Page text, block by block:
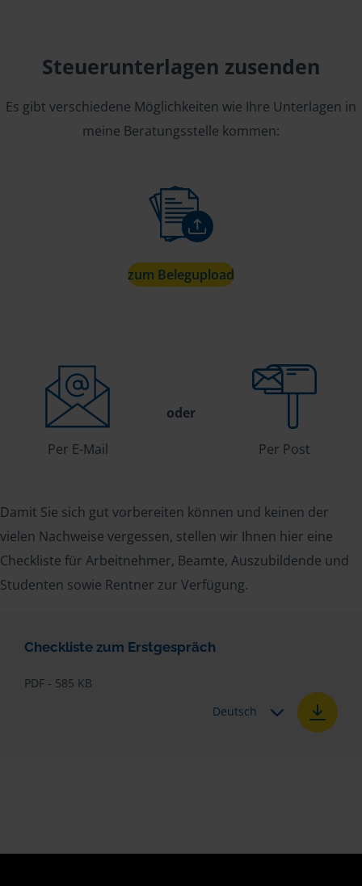
Steuerunterlagen zusenden
Es gibt verschiedene Möglichkeiten wie Ihre Unterlagen in
meine Beratungsstelle kommen:
zum Belegupload
Per E-Mail
oder
Per Post
Damit Sie sich gut vorbereiten können und keinen der
vielen Nachweise vergessen, stellen wir Ihnen hier eine
Checkliste für Arbeitnehmer, Beamte, Auszubildende und
Studenten sowie Rentner zur Verfügung.
Checkliste zum Erstgespräch
PDF - 585 KB
Deutsch